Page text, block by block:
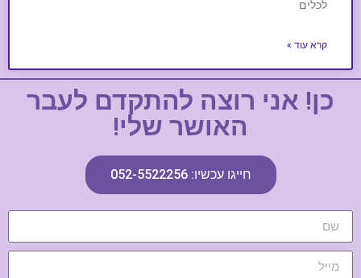
לכלים
קרא עוד »
כן! אני רוצה להתקדם לעבר
האושר שלי!
חייגו עכשיו: 052-5522256